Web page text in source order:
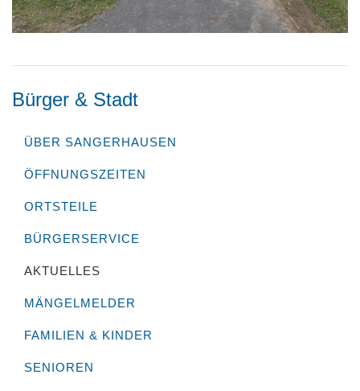
Bürger & Stadt
ÜBER SANGERHAUSEN
ÖFFNUNGSZEITEN
ORTSTEILE
BÜRGERSERVICE
AKTUELLES
MÄNGELMELDER
FAMILIEN & KINDER
SENIOREN